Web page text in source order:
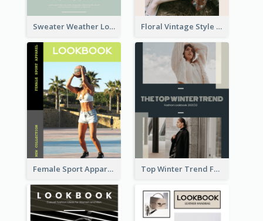
Sweater Weather Lookbook Floral Vintage Style Lookbook
Female Sport Apparel Lookbook Top Winter Trend Fashion Lookbook